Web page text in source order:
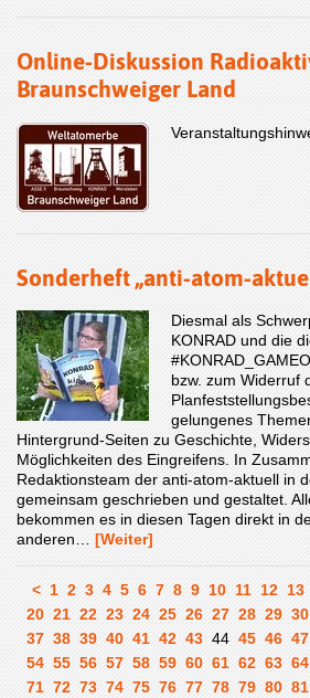
Online-Diskussion
Braunschweiger Land
Sonderheft „anti-atom-
Diesmal als
KONRAD und die
bzw. zum Widerruf
gelungenes
Hintergrund-Seiten zu Geschichte,
Möglichkeiten des Eingreifens. In
Redaktionsteam der anti-atom-aktuell in
gemeinsam geschrieben und gestaltet.
bekommen es in diesen Tagen direkt in
anderen… [Weiter]
< 1 2 3 4 5 6 7 8 9 10 11 12 13
20 21 22 23 24 25 26 27 28 29 30
37 38 39 40 41 42 43 44 45 46 47
54 55 56 57 58 59 60 61 62 63 64
71 72 73 74 75 76 77 78 79 80 81